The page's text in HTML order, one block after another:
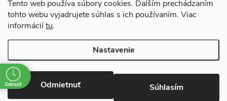
Tento web používa súbory cookies. Ďalším prechádzaním
tohto webu vyjadrujete súhlas s ich používaním. Viac
informáciítu.
Nastavenie
Odmietnuť Súhlasím
Copyright 2026Železiarstvo Páleník, s.r.o.. Všetky práva vyhradené.
Upraviť nastavenie cookies
Zobraziť